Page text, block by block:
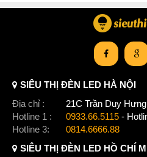
SIÊU THỊ ĐÈN LED HÀ NỘI
Địa chỉ :
21C Trần Duy
Hotline 1 :
0933.66.5115 -
Hotline 3:
0814.6666.88
SIÊU THỊ ĐÈN LED HỒ CHÍ